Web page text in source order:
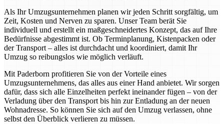
Als Ihr Umzugsunternehmen planen wir jeden Schritt sorgfältig, um
Zeit, Kosten und Nerven zu sparen. Unser Team berät Sie
individuell und erstellt ein maßgeschneidertes Konzept, das auf Ihre
Bedürfnisse abgestimmt ist. Ob Terminplanung, Kistenpacken oder
der Transport – alles ist durchdacht und koordiniert, damit Ihr
Umzug so reibungslos wie möglich verläuft.
Mit Paderborn profitieren Sie von der Vorteile eines
Umzugsunternehmens, das alles aus einer Hand anbietet. Wir sorgen
dafür, dass sich alle Einzelheiten perfekt ineinander fügen – von der
Verladung über den Transport bis hin zur Entladung an der neuen
Wohnadresse. So können Sie sich auf den Umzug verlassen, ohne
selbst den Überblick verlieren zu müssen.